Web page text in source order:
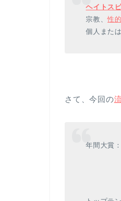
ヘイトス
宗教、性
個人また
さて、今回の
年間大賞